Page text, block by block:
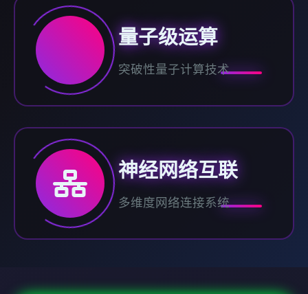
量子级运算
突破性量子计算技术
神经网络互联
多维度网络连接系统